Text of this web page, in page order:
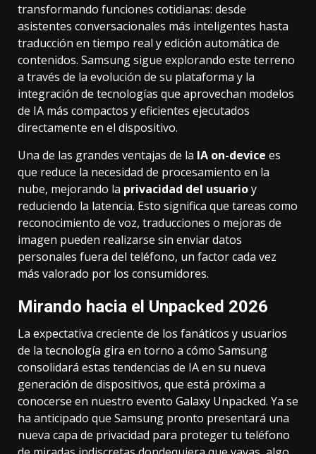
transformando funciones cotidianas: desde
asistentes conversacionales más inteligentes hasta
traducción en tiempo real y edición automática de
contenidos. Samsung sigue explorando este terreno
a través de la evolución de su plataforma y la
integración de tecnologías que aprovechan modelos
de IA más compactos y eficientes ejecutados
directamente en el dispositivo.
Una de las grandes ventajas de la IA on-device es
que reduce la necesidad de procesamiento en la
nube, mejorando la privacidad del usuarioy
reduciendo la latencia. Esto significa que tareas como
reconocimiento de voz, traducciones o mejoras de
imagen pueden realizarse sin enviar datos
personales fuera del teléfono, un factor cada vez
más valorado por los consumidores.
Mirando hacia el Unpacked 2026
La expectativa creciente de los fanáticos y usuarios
de la tecnología gira en torno a cómo Samsung
consolidará estas tendencias de IA en su nueva
generación de dispositivos, que está próxima a
conocerse en nuestro evento Galaxy Unpacked. Ya se
ha anticipado que Samsung pronto presentará una
nueva capa de privacidad para proteger tu teléfono